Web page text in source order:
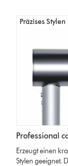
Präzises Stylen
Professional
Erzeugt einen
Stylen geeignet.